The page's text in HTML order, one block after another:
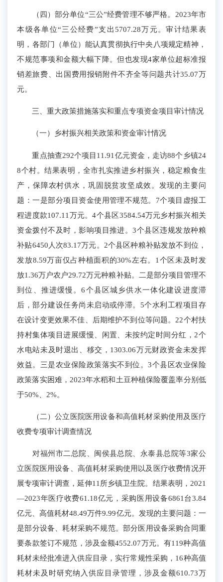
（四）部分单位“三公”经费管理不够严格。 2023年市
本级各单位“三公经费”支出 5707.28万元。审计结果表
明，各部门（单位）能认真贯彻执行中央八项规定精神，
不规范事项和金额大幅下降。但也发现4家单位超标准报
销差旅费、出国费用报销附件不齐全等问题共计35.07万
元。
三、重大政策措施落实和重点专项资金项目审计情况
（一）乡村振兴相关政策和资金审计情况
重点抽查292个项目11.91亿元资金， 走访88个乡镇24
8个村。结果表明，全市扎实推进乡村振兴，稳定粮食生
产，保障农村供水，巩固脱贫攻坚 成效 。发现的主要问
题：一是部分项目资金使用管理不规范。 7个项目 虚报工
程进度款107.11 万元。4个县区3584.54万元乡村振兴相关
资金拨付不及时 ，影响项目推进。3个县区违规发放种粮
补贴6450 人次83.17万元。 2个县区种粮补贴发放不到位，
发放8.59万亩仅占种植面积的30%左右。1个区未 及时发
放1 .36万户农户29.72万元种粮补贴。 二是部分项目管理不
到位、 推进缓慢。6个县区城乡供水一体化建设进度滞
后 ，部分建设任务尚未启动或停滞。 5个水利工程项目存
在设计变更效果不佳 、后期维护不到位等问题。22个村扶
持村集体项目进展缓慢、闲置、未按约定时间分红，2个
水电站未及时退出
移交，1303.06万元财政资金未发挥
效益。 三是农业保险政策落实不到位 。3个县区农业保险
政策落实困难，2023年水稻和土豆种植保险覆盖率分别低
于50%、2%。
（二）公立医院医用设备和高值耗材采购使用及医疗
收费专项审计调查情况
对福州 市二总院 、闽侯县总院、永泰县总院等3家公
立医院医用设备 高值耗材采购使用以及 医疗收费情况开
展专项审计调查 ，延伸11所乡镇卫生院。结果表明， 2021
—2023年医疗收费61.18亿元 ， 采购医用设备6861台3.84
亿元 、高值耗材48.49万件9.99亿元。 发现的主要问题：一
是部分设备 、耗材采购不规范。 部分医用设备采购合同重
要条款签订不规范，涉及金额4552.07万元。有119种高值
耗材未经批准进入供应目录 ， 实行常规性采购，16种高值
耗材未及时研究纳入供应目录管理，涉及金额610.73万